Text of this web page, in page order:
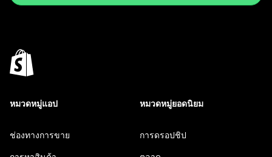
หมวดหมู่แอป
ช่องทางการขาย
หมวดหมู่ยอดนิยม
การดรอปชิป